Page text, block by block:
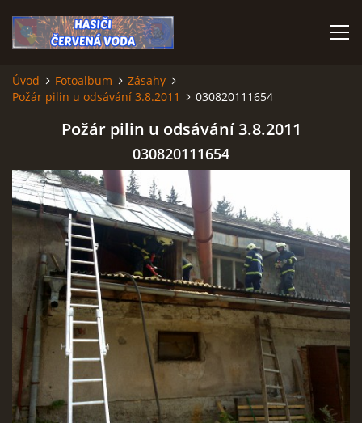
ÚVOD
VÝJEZDOVÁ JEDNOTKA
VÝJEZDY V ROCE 2026
KONTAKTY
MLADÍ HASIČI
HISTORIE SBORU
SBĚR VYSLOUŽILÉHO ELEKTROZAŘÍZENÍ
Úvod Fotoalbum
Zásahy
Požár pilin u odsávání 3.8.2011
030820111654
Požár pilin u odsávání 3.8.2011
030820111654